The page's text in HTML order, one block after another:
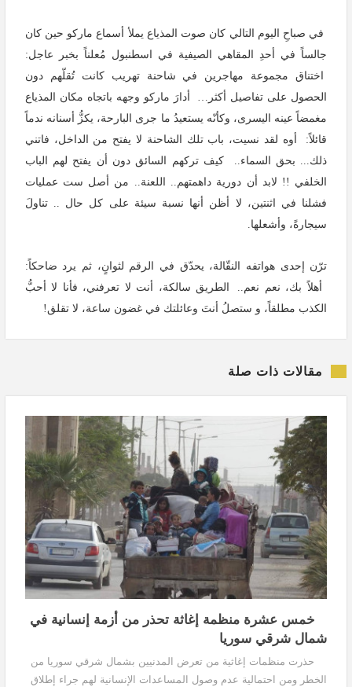
في صباحِ اليوم التالي كان صوت المذياع يملأ أسماع ماركو حين كان
جالساً في أحدِ المقاهي الصيفية في اسطنبول مُعلناً بخبر عاجل:
اختناق مجموعة مهاجرين في شاحنة تهريب كانت تُقلّهم دون
الحصول على تفاصيل أكثر
أدارَ ماركو وجهه باتجاه مكان المذياع
مغمضاً عينه اليسرى، وكأنّه يستعيدُ ما جرى البارحة، يكزُّ أسنانه ندماً
قائلاً: أوه لقد نسيت، باب تلك الشاحنة لا يفتح من الداخل، فاتني
ذلك... بحق السماء
كيف تركهم السائق دون أن يفتح لهم الباب
الخلفي !! لابد أن دورية داهمتهم.. اللعنة.. من أصل ست عمليات
فشلنا في اثنتين، لا أظن أنها نسبة سيئة على كل حال
تناولَ
سيجارةً، وأشعلها.
ترّن إحدى هواتفه النقّالة، يحدّق في الرقم لثوانٍ، ثم يرد ضاحكاً:
أهلاً بك، نعم نعم
الطريق سالكة، أنت لا تعرفني، فأنا لا أحبُّ
الكذب مطلقاً، و ستصلُ أنتَ وعائلتك في غضون ساعة، لا تقلق !
مقالات ذات صلة
خمس عشرة منظمة إغاثة تحذر من أزمة إنسانية في
شمال شرقي سوريا
حذرت منظمات إغاثية من تعرض المدنيين بشمال شرقي سوريا من
الخطر ومن احتمالية عدم وصول المساعدات الإنسانية لهم جراء إطلاق